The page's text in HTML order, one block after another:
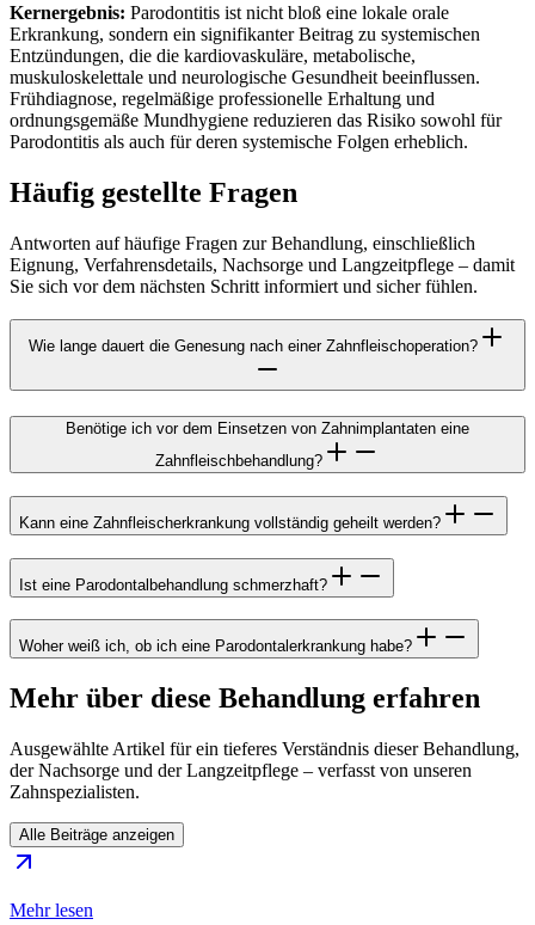
Kernergebnis: Parodontitis ist nicht bloß eine lokale orale
Erkrankung, sondern ein signifikanter Beitrag zu systemischen
Entzündungen, die die kardiovaskuläre, metabolische,
muskuloskelettale und neurologische Gesundheit beeinflussen.
Frühdiagnose, regelmäßige professionelle Erhaltung und
ordnungsgemäße Mundhygiene reduzieren das Risiko sowohl für
Parodontitis als auch für deren systemische Folgen erheblich.
Häufig gestellte Fragen
Antworten auf häufige Fragen zur Behandlung, einschließlich
Eignung, Verfahrensdetails, Nachsorge und Langzeitpflege – damit
Sie sich vor dem nächsten Schritt informiert und sicher fühlen.
Wie lange dauert die Genesung nach einer Zahnfleischoperation?
Benötige ich vor dem Einsetzen von Zahnimplantaten eine
Zahnfleischbehandlung?
Kann eine Zahnfleischerkrankung vollständig geheilt werden?
Ist eine Parodontalbehandlung schmerzhaft?
Woher weiß ich, ob ich eine Parodontalerkrankung habe?
Mehr über diese Behandlung erfahren
Ausgewählte Artikel für ein tieferes Verständnis dieser Behandlung,
der Nachsorge und der Langzeitpflege – verfasst von unseren
Zahnspezialisten.
Alle Beiträge anzeigen
Mehr lesen